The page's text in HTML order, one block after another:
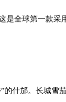
全球第一款采
的什邡。长城雪